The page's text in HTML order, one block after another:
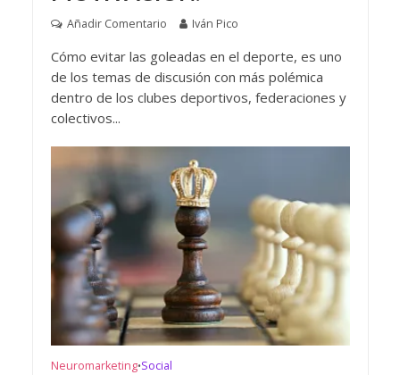
Añadir Comentario Iván Pico
Cómo evitar las goleadas en el deporte, es uno
de los temas de discusión con más polémica
dentro de los clubes deportivos, federaciones y
colectivos...
Neuromarketing•Social